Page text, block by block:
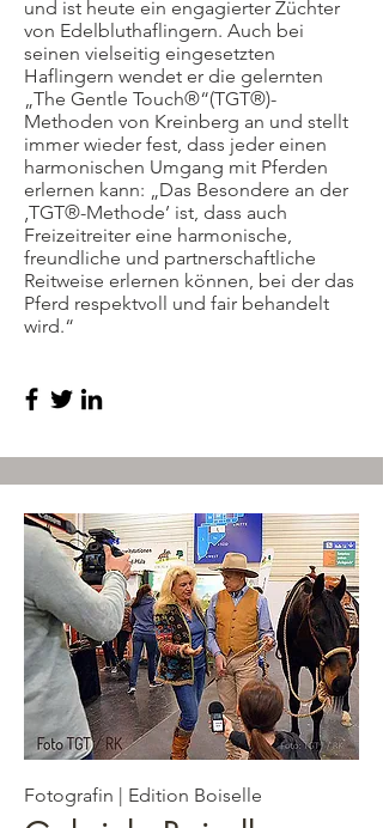
und ist heute ein engagierter Züchter
von Edelbluthaflingern. Auch bei
seinen vielseitig eingesetzten
Haflingern wendet er die gelernten
„The Gentle Touch®“(TGT®)-
Methoden von Kreinberg an und stellt
immer wieder fest, dass jeder einen
harmonischen Umgang mit Pferden
erlernen kann: „Das Besondere an der
‚TGT®-Methode’ ist, dass auch
Freizeitreiter eine harmonische,
freundliche und partnerschaftliche
Reitweise erlernen können, bei der das
Pferd respektvoll und fair behandelt
wird.“
Fotografin | Edition Boiselle